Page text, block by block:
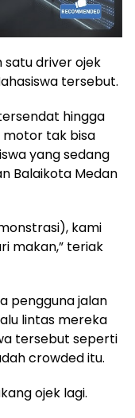
satu driver ojek
tersebut.
hingga
tak bisa
yang sedang
Balaikota Medan
kami
makan,” teriak
pengguna jalan
lintas mereka
tersebut seperti
crowded itu.
ojek lagi.